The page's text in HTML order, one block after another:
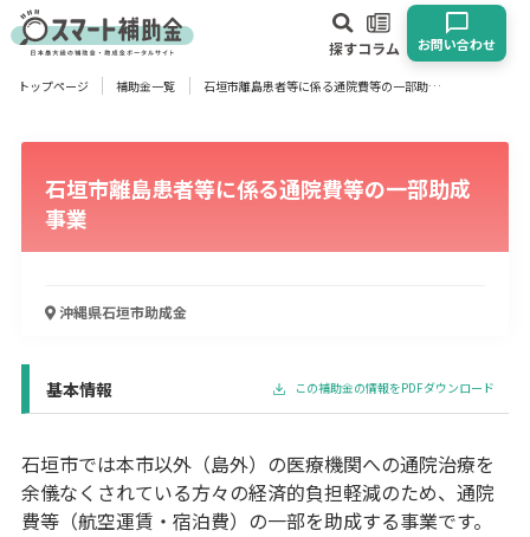
探すコラム お問い合わせ
対象
企業 団体 個人 その他
エリア
物流・運輸業 情報通信業 卸売･小売業
飲食業
建設･不動産業
サービス業 医療･福祉 農業･林業
漁業
使い道
トップページ 補助金一覧 石垣市離島患者等に係る通院費等の一部助成事業
石垣市離島患者等に係る通院費等の一部助成
事業
沖縄県石垣市助成金
基本情報 この補助金の情報をPDFダウンロード
石垣市では本市以外（島外）の医療機関への通院治療を
余儀なくされている方々の経済的負担軽減のため、通院
費等（航空運賃・宿泊費）の一部を助成する事業です。